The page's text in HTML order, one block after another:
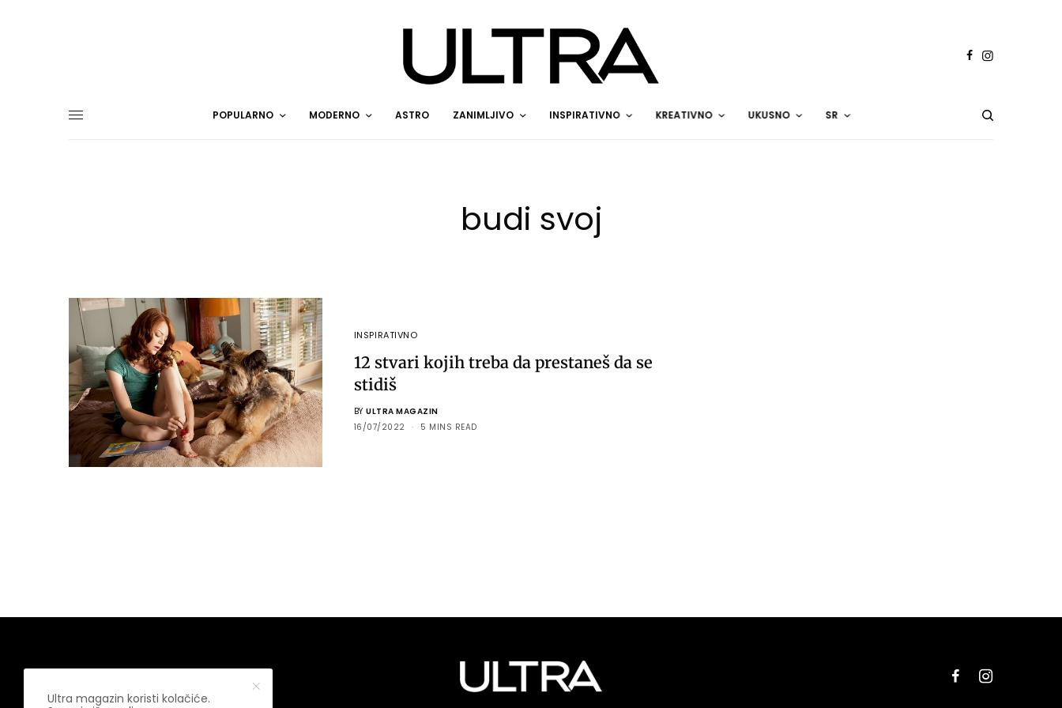
POPULARNO MODERNO ASTRO ZANIMLJIVO INSPIRATIVNO KREATIVNO UKUSNO SR
budi svoj
INSPIRATIVNO
12 stvari kojih treba da prestaneš da se
stidiš
BY ULTRA MAGAZIN
16/07/2022
5 MINS READ
Ultra magazin koristi kolačiće.